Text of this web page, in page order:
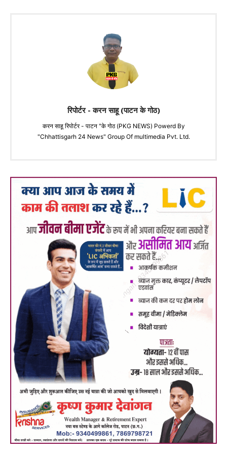
रिपोर्टर - करन साहू (पाटन के गोठ)
करन साहू रिपोर्टर - पाटन "के गोठ (PKG NEWS) Powerd By
"Chhattisgarh 24 News" Group Of multimedia Pvt. Ltd.